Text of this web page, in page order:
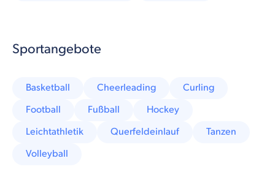
Sportangebote
Basketball Cheerleading
Curling
Football
Fußball
Hockey
Leichtathletik
Querfeldeinlauf
Tanzen
Volleyball